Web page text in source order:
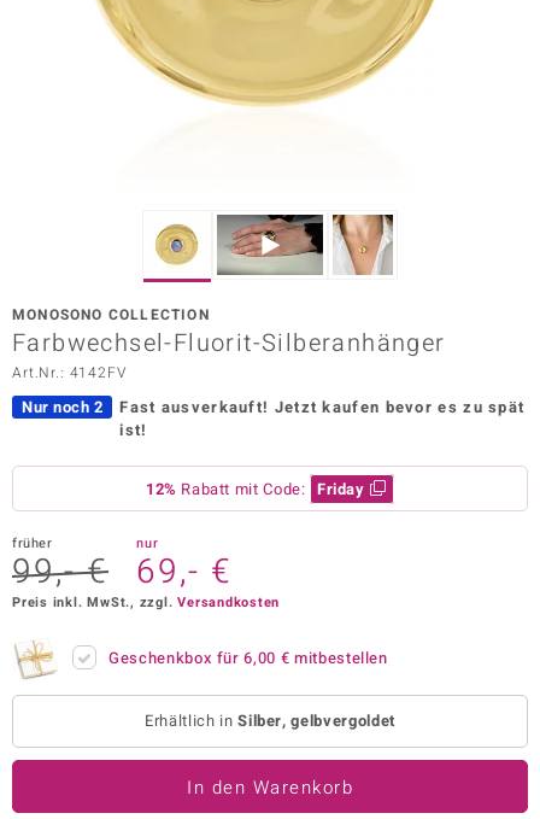
Vogue
Paraíso
BY DE MELO
MONOSONO COLLECTION
Farbwechsel-Fluorit-Silberanhänger
Art.Nr.: 4142FV
Nur noch 2 Fast ausverkauft! Jetzt kaufen bevor es zu spät
ist!
12% Rabatt mit Code: Friday
früher
99,- €
nur
69,- €
Preis inkl. MwSt., zzgl.Versandkosten
Geschenkbox für6,00 € mitbestellen
Erhältlich inSilber, gelbvergoldet
In den Warenkorb